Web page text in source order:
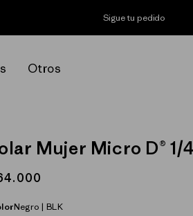
Sigue tu pedido
Otros
Mujer Micro D® 1/
Negro | BLK